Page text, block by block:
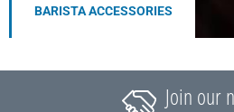
BARISTA ACCESSORIES
Join our